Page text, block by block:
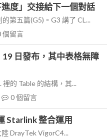
度」交接給下一個對話
第五篇(G5)。G3 講了 CL...
個留言
日發布，其中表格無障
的 Table 的結構，其...
0個留言
Starlink 整合運用
DrayTek VigorC4...